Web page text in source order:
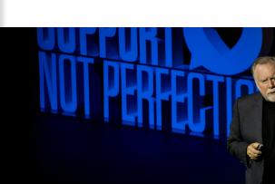
Serbian
English